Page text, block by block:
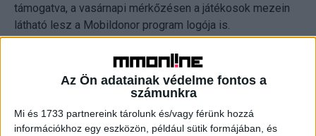
Az Ön adatainak védelme fontos a
számunkra
Mi és 1733 partnereink tárolunk és/vagy férünk hozzá
információkhoz egy eszközön, például sütik formájában, és
támogatva, a vasárnapi mérkőzésen a játékosok mezein
látható lesz a Mobildonor program logója is.
„Hisszük, hogy ha a digitalizációt jól használjuk, bármit
elérhetünk és bármit megváltoztathatunk. A digitális
világhoz azonban a belépési küszöb még mindig sokak
számára magas. Mobildonor programunkat azért
indítottuk, hogy a már nem használt telefonoknak egy új